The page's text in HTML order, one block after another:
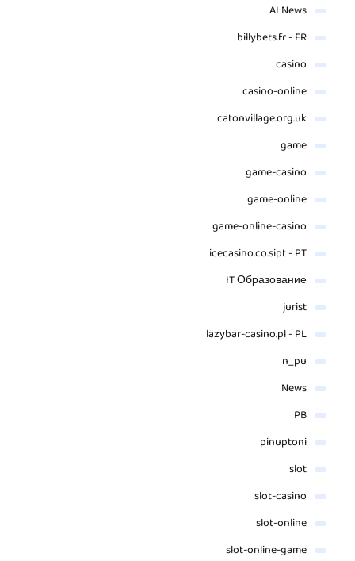
AI News
billybets.fr - FR
casino
casino-online
catonvillage.org.uk
game
game-casino
game-online
game-online-casino
icecasino.co.sipt - PT
IT Образование
jurist
lazybar-casino.pl - PL
n_pu
News
PB
pinuptoni
slot
slot-casino
slot-online
slot-online-game